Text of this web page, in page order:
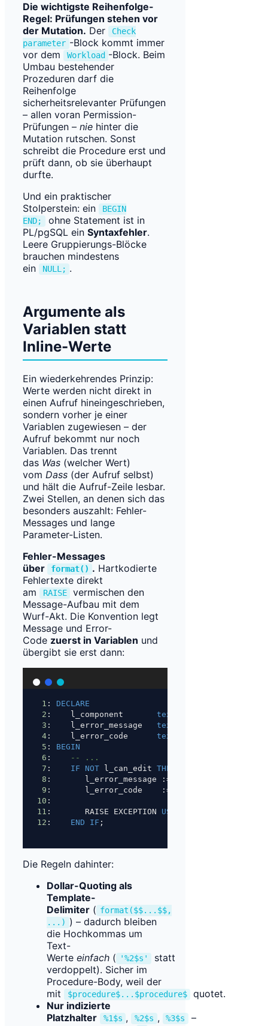
Die wichtigste Reihenfolge-
Regel: Prüfungen stehen vor
der Mutation. Der
Check
parameter -Block kommt immer
vor dem
Workload -Block. Beim
Umbau bestehender
Prozeduren darf die
Reihenfolge
sicherheitsrelevanter Prüfungen
– allen voran Permission-
Prüfungen – nie hinter die
Mutation rutschen. Sonst
schreibt die Procedure erst und
prüft dann, ob sie überhaupt
durfte.
Und ein praktischer
Stolperstein: ein
BEGIN
END;
ohne Statement ist in
PL/pgSQL ein Syntaxfehler.
Leere Gruppierungs-Blöcke
brauchen mindestens
ein
NULL; .
Argumente als
Variablen statt
Inline-Werte
Ein wiederkehrendes Prinzip:
Werte werden nicht direkt in
einen Aufruf hineingeschrieben,
sondern vorher je einer
Variablen zugewiesen – der
Aufruf bekommt nur noch
Variablen. Das trennt
das Was (welcher Wert)
vom Dass (der Aufruf selbst)
und hält die Aufruf-Zeile lesbar.
Zwei Stellen, an denen sich das
besonders auszahlt: Fehler-
Messages und lange
Parameter-Listen.
Fehler-Messages
über
format() . Hartkodierte
Fehlertexte direkt
am
RAISE
vermischen den
Message-Aufbau mit dem
Wurf-Akt. Die Konvention legt
Message und Error-
Code zuerst in Variablen und
übergibt sie erst dann:
1 : DECLARE
2 :    l_component text
3 :    l_error_message text
4 :    l_error_code text
5 : BEGIN
6 :
-- ...
7 : IF NOT l_can_edit THEN
8 :       l_error_message : =
9 :       l_error_code    : =
10 :
11 :       RAISE EXCEPTION USING
12 : END IF ;
Die Regeln dahinter:
Dollar-Quoting als
Template-
Delimiter ( format($$...$$,
...) ) – dadurch bleiben
die Hochkommas um
Text-
Werte einfach ( '%2$s'
statt
verdoppelt). Sicher im
Procedure-Body, weil der
mit
$procedure$...$procedure$
quotet.
Nur indizierte
Platzhalter
%1$s , %2$s , %3$s
–